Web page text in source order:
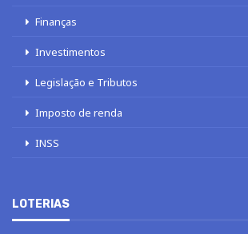
Finanças
Investimentos
Legislação e Tributos
Imposto de renda
INSS
LOTERIAS